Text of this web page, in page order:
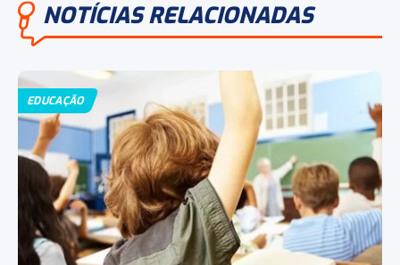
NOTÍCIAS RELACIONADAS
EDUCAÇÃO